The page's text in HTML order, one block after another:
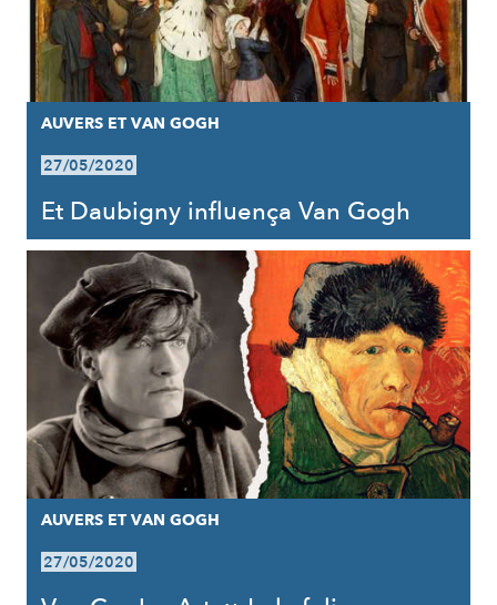
AUVERS ET VAN GOGH
27/05/2020
Et Daubigny influença Van Gogh
AUVERS ET VAN GOGH
27/05/2020